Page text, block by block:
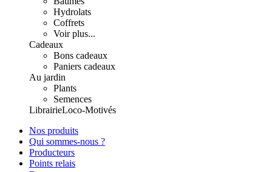
Hydrolats
Coffrets
Voir plus...
Cadeaux
Bons cadeaux
Paniers cadeaux
Au jardin
Plants
Semences
LibrairieLoco-Motivés
Nos produits
Qui sommes-nous ?
Producteurs
Points relais